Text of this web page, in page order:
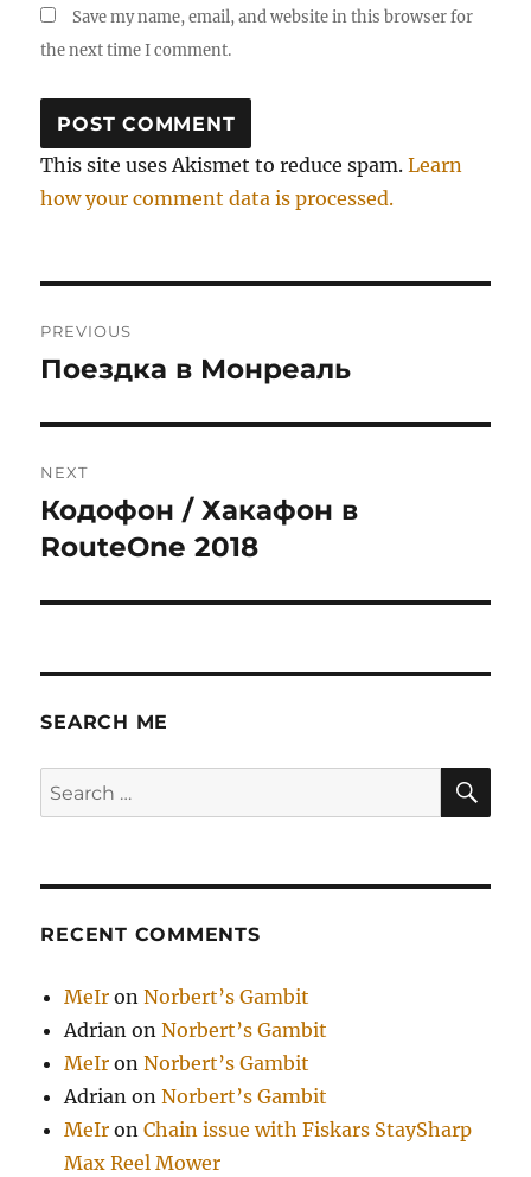
Save my name, email, and website in this browser for
the next time I comment.
This site uses Akismet to reduce spam.Learn
how your comment data is processed.
navigation
PREVIOUS
Previous
Поездка в Монреаль
NEXT
Next
post:
Кодофон / Хакафон в
RouteOne 2018
SEARCH ME
Search
for:
RECENT COMMENTS
MeIr onNorbert’s Gambit
Adrian onNorbert’s Gambit
MeIr onNorbert’s Gambit
Adrian onNorbert’s Gambit
MeIr onChain issue with Fiskars StaySharp
Max Reel Mower